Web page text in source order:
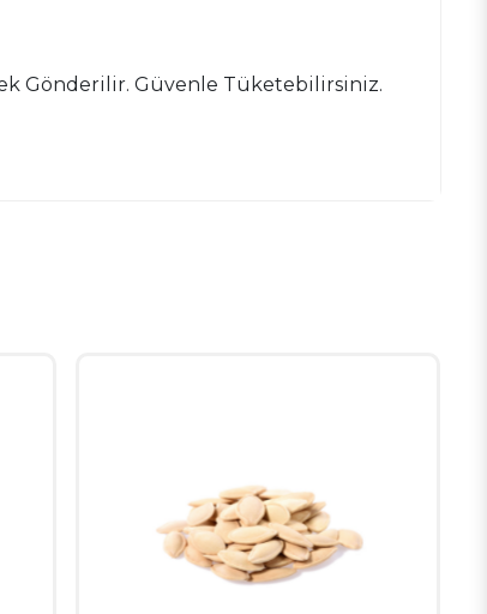
Gönderilir. Güvenle Tüketebilirsiniz.